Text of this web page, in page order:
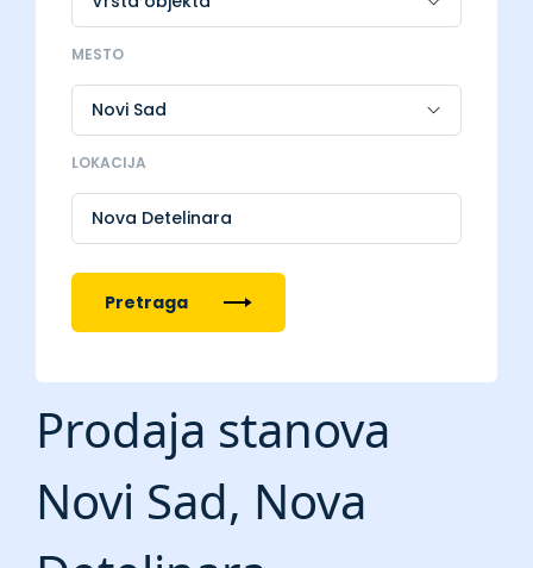
MESTO
LOKACIJA
Nova Detelinara
Pretraga
Prodaja stanova
Novi Sad, Nova